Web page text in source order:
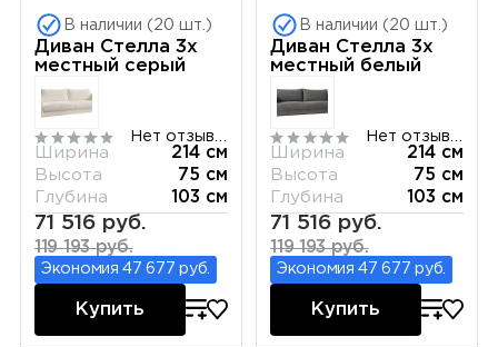
В наличии (20 шт.)
Диван Стелла 3х
местный серый
Ширина
214 см
Высота
75 см
Глубина
103 см
71 516 руб.
119 193 руб.
Экономия 47 677 руб.
Купить
В наличии (20 шт.)
Диван Стелла 3х
местный белый
Ширина
214 см
Высота
75 см
Глубина
103 см
71 516 руб.
119 193 руб.
Экономия 47 677 руб.
Купить